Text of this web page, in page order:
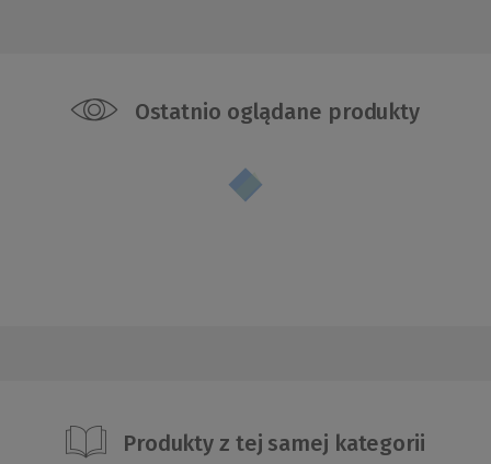
Ostatnio oglądane produkty
Produkty z tej samej kategorii